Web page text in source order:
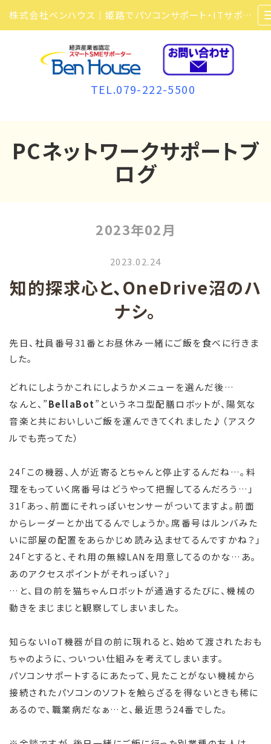
株式会社ベンハウス｜姫路でパソコンサポート・ITサポート・ITセキュリティ・複合機・ビジネスフォンなら弊社にお任せ
TEL.079-222-5500
PCネットワークサポートブ
ログ
2023年02月
2023.02.24
知的探求心と、OneDrive沼のハ
ナシ。
先日、社員番号31番とお昼休み一緒にご飯を食べに行きま
した。
どれにしようかこれにしようかメニューを選んだ後…
なんと、”BellaBot”というネコ型配膳ロボットが、陽気な
音楽と共においしいご飯を運んできてくれました♪（アスク
ルでも売ってた）
24「この機器、人が近寄るとちゃんと停止するんだね…。料
理をもっていく席番号はどうやって把握してるんだろう…」
31「あっ、前面にそれっぽいセンサーがついてますよ。前面
からレーダーとか出てるんでしょうか。席番号はルンバみた
いに部屋の配置をあらかじめ読み込ませてるんですかね？」
24「とすると、それ用の無線LANを用意してるのかな…あ。
あのアクセスポイントがそれっぽい？」
…と、目の前を猫ちゃんロボットが通過するたびに、機械の
動きをまじまじと観察してしまいました。
知らないIoT機器が目の前に現れると、始めて渡されたおも
ちゃのように、ついつい仕組みを考えてしまいます。
パソコンサポートするにあたって、見たことがない機械から
接続されたパソコンのソフトを触らざるを得ないときも稀に
あるので、職業病だなぁ…と、最近思う24番でした。